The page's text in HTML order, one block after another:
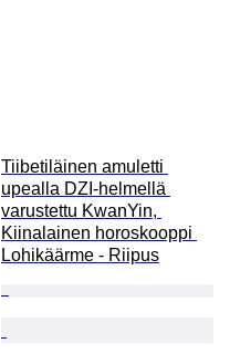
Tiibetiläinen amuletti
upealla DZI-helmellä
varustettu KwanYin,
Kiinalainen horoskooppi
Lohikäärme - Riipus